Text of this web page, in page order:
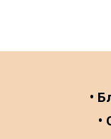
•
•